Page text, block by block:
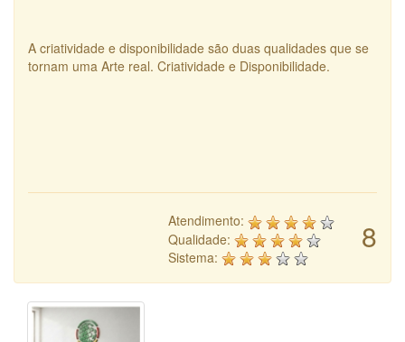
A criatividade e disponibilidade são duas qualidades que se
tornam uma Arte real. Criatividade e Disponibilidade.
8
Atendimento:
Qualidade:
Sistema: